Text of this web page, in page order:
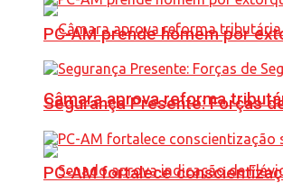
Câmara aprova reforma
PC-AM prende homem por
Segurança Presente: Forças
PC-AM fortalece